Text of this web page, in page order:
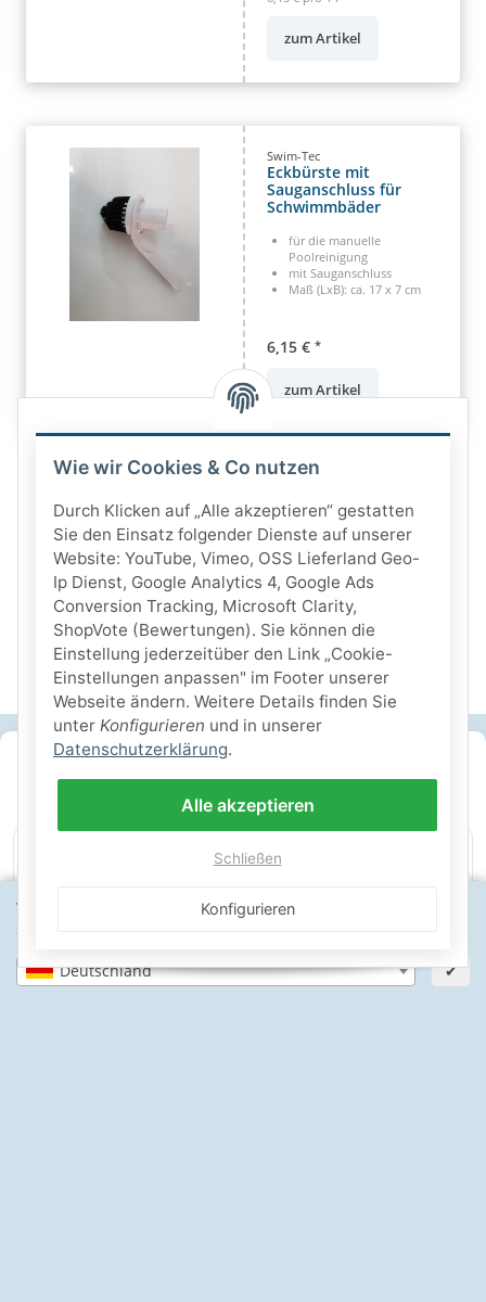
Wähle dein Lieferland, um Preise und Artikel für deinen
Standort zu sehen.
Deutschland ✔
zum Artikel
Swim-Tec
Eckbürste mit
Sauganschluss für
Schwimmbäder
für die manuelle
Poolreinigung
mit Sauganschluss
Maß (LxB): ca. 17 x 7 cm
6,15 € *
zum Artikel
SICHERE ZAHLARTEN
IHRE SICHERHEIT
Wie wir Cookies & Co nutzen
Durch Klicken auf „Alle akzeptieren“ gestatten
Sie den Einsatz folgender Dienste auf unserer
Website: YouTube, Vimeo, OSS Lieferland Geo-
Ip Dienst, Google Analytics 4, Google Ads
Conversion Tracking, Microsoft Clarity,
ShopVote (Bewertungen). Sie können die
Einstellung jederzeitüber den Link „Cookie-
Einstellungen anpassen" im Footer unserer
Webseite ändern. Weitere Details finden Sie
unter Konfigurieren und in unserer
Datenschutzerklärung.
Alle akzeptieren
Schließen
Konfigurieren